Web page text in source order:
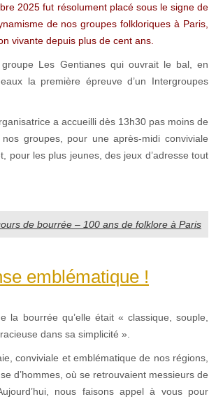
2025 fut résolument placé sous le signe de
de nos groupes folkloriques à Paris,
vivante depuis plus de cent ans.
groupe Les Gentianes qui ouvrait le bal, en
la première épreuve d’un Intergroupes
a accueilli dès 13h30 pas moins de
groupes, pour une après-midi conviviale
pour les plus jeunes, des jeux d’adresse tout
de bourrée – 100 ans de folklore à Paris
emblématique !
la bourrée qu’elle était « classique, souple,
dans sa simplicité ».
conviviale et emblématique de nos régions,
d’hommes, où se retrouvaient messieurs de
nous faisons appel à vous pour